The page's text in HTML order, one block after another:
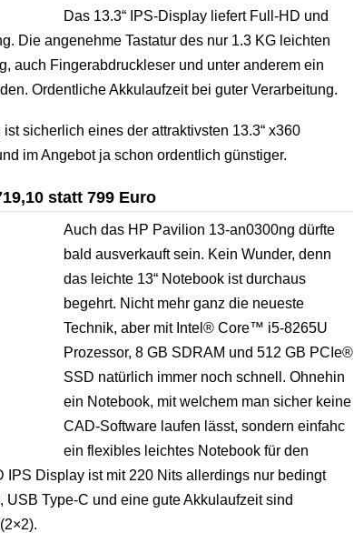
Das 13.3“ IPS-Display liefert Full-HD und
Die angenehme Tastatur des nur 1.3 KG leichten
auch Fingerabdruckleser und unter anderem ein
Ordentliche Akkulaufzeit bei guter Verarbeitung.
sicherlich eines der attraktivsten 13.3“ x360
im Angebot ja schon ordentlich günstiger.
statt 799 Euro
Auch das HP Pavilion 13-an0300ng dürfte
bald ausverkauft sein. Kein Wunder, denn
das leichte 13“ Notebook ist durchaus
begehrt. Nicht mehr ganz die neueste
Technik, aber mit Intel® Core™ i5-8265U
Prozessor, 8 GB SDRAM und 512 GB PCIe®
SSD natürlich immer noch schnell. Ohnehin
ein Notebook, mit welchem man sicher keine
CAD-Software laufen lässt, sondern einfahc
ein flexibles leichtes Notebook für den
IPS Display ist mit 220 Nits allerdings nur bedingt
Type-C und eine gute Akkulaufzeit sind